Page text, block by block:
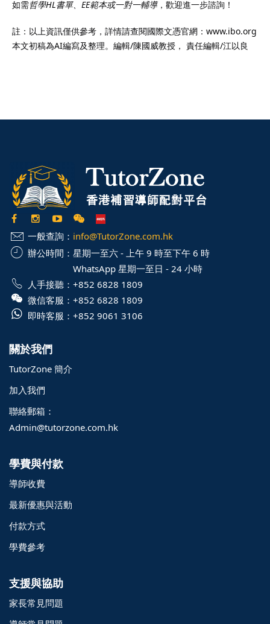
如需哲學HL書單、EE範本或一對一輔導，歡迎進一步諮詢！
註：以上資訊僅供參考，詳情請查閱國際文憑官網：www.ibo.org
本文初稿為AI編寫及整理。編輯/陳國威教授， 責任編輯/江以良
一般查詢： info@TutorZone.com.hk
辦公時間： 星期一至六 - 上午 9 時至下午 6 時
WhatsApp 星期一至日 - 24 小時
人手接聽： +852 6828 1809
微信客服： +852 6828 1809
即時客服： +852 9061 3106
關於我們
TutorZone 簡介
加入我們
聯絡郵箱：
Admin@tutorzone.com.hk
學費與付款
導師收費
最新優惠與活動
付款方式
學費參考
支援與協助
家長常見問題